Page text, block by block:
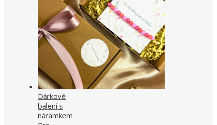
Dárkové
balení s
náramkem